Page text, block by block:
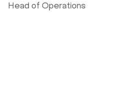
Head of Operations